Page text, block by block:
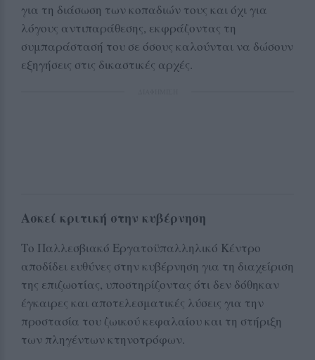
για τη διάσωση των κοπαδιών τους και όχι για
λόγους αντιπαράθεσης, εκφράζοντας τη
συμπαράστασή του σε όσους καλούνται να δώσουν
εξηγήσεις στις δικαστικές αρχές.
Ασκεί κριτική στην κυβέρνηση
Το Παλλεσβιακό Εργατοϋπαλληλικό Κέντρο
αποδίδει ευθύνες στην κυβέρνηση για τη διαχείριση
της επιζωοτίας, υποστηρίζοντας ότι δεν δόθηκαν
έγκαιρες και αποτελεσματικές λύσεις για την
προστασία του ζωικού κεφαλαίου και τη στήριξη
των πληγέντων κτηνοτρόφων.